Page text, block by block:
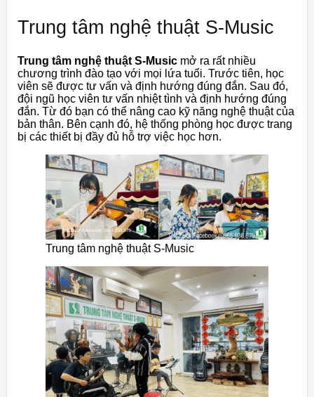
Trung tâm nghệ thuật S-Music
Trung tâm nghệ thuật S-Music mở ra rất nhiều
chương trình đào tạo với mọi lứa tuổi. Trước tiên, học
viên sẽ được tư vấn và định hướng đúng đắn. Sau đó,
đội ngũ học viên tư vấn nhiệt tình và định hướng đúng
đắn. Từ đó bạn có thể nâng cao kỹ năng nghệ thuật của
bản thân. Bên cạnh đó, hệ thống phòng học được trang
bị các thiết bị đầy đủ hỗ trợ việc học hơn.
Trung tâm nghệ thuật S-Music